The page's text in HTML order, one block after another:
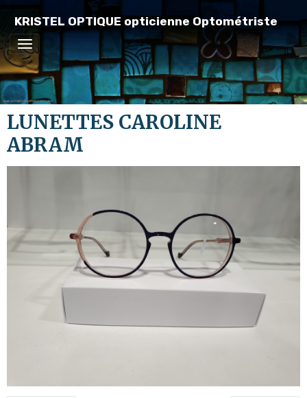
KRISTEL OPTIQUE opticienne Optométriste
LUNETTES CAROLINE
ABRAM